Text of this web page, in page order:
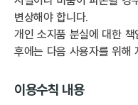
변상해야 합니다.
개인 소지품 분실에 대한
후에는 다음 사용자를 위해
이용수칙 내용